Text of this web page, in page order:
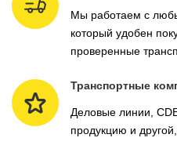
Мы работаем с
который удобен
проверенные
Транспортные
Деловые линии,
продукцию и